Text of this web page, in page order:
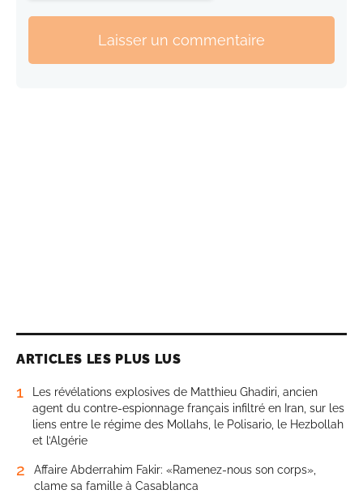
Laisser un commentaire
ARTICLES LES PLUS LUS
1
Les révélations explosives de Matthieu Ghadiri, ancien
agent du contre-espionnage français infiltré en Iran, sur les
liens entre le régime des Mollahs, le Polisario, le Hezbollah
et l’Algérie
2
Affaire Abderrahim Fakir: «Ramenez-nous son corps»,
clame sa famille à Casablanca